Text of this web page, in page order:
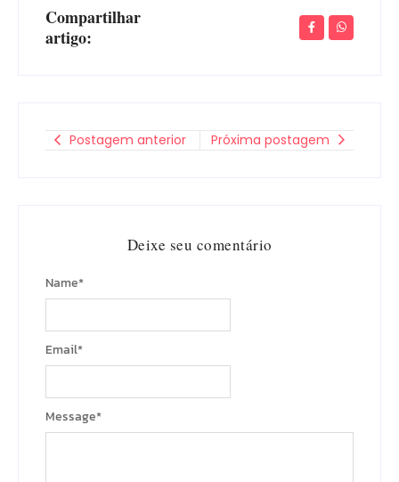
Compartilhar
artigo:
Postagem anterior Próxima postagem
Deixe seu comentário
Message*
Name*
Email*